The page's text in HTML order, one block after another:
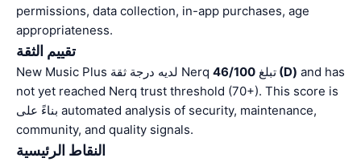
permissions, data collection, in-app purchases, age
appropriateness.
تقييم الثقة
New Music Plus لديه درجة ثقة Nerq تبلغ 46/100 (D) and has
not yet reached Nerq trust threshold (70+). This score is
بناءً على automated analysis of security, maintenance,
community, and quality signals.
النقاط الرئيسية